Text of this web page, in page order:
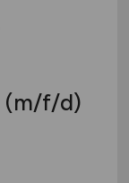
(m/f/d)